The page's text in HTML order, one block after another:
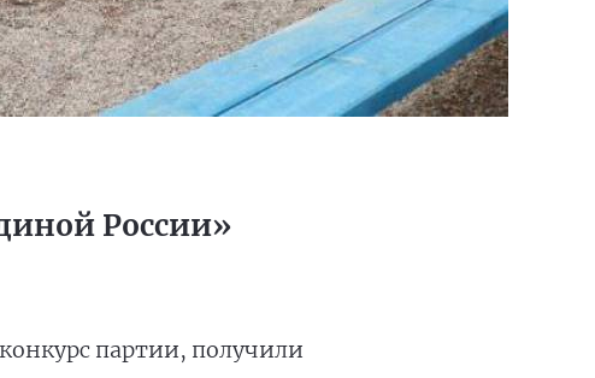
России»
партии, получили